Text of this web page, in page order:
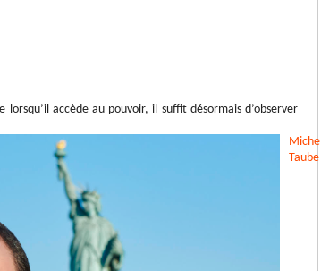
accède au pouvoir, il suffit désormais d’observer
Michel
Taube